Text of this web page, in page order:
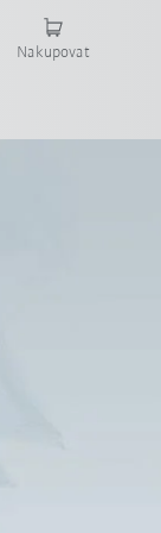
Nakupovat